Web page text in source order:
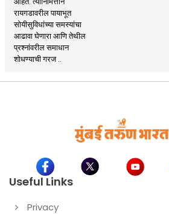
रायगडावरील पायाभूत
सोयीसुविधांच्या समस्यांचा
आढावा घेणारा आणि तेथील
प्रश्नांवरील समाधान
शोधण्याची गरज ..
Useful Links
Privacy